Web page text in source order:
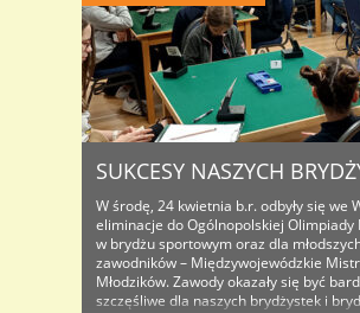
SUKCESY NASZYCH
W środę, 24 kwietnia b.r. odbyły się we
eliminacje do Ogólnopolskiej Olimpiady
w brydżu sportowym oraz dla
zawodników – Międzywojewódzkie
Młodzików. Zawody okazały się być
szczęśliwe dla naszych brydżystek i